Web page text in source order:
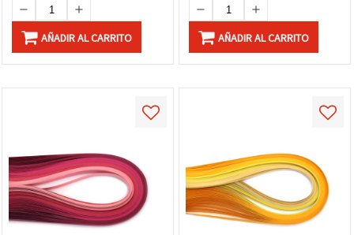
AÑADIR AL CARRITO AÑADIR AL CARRITO